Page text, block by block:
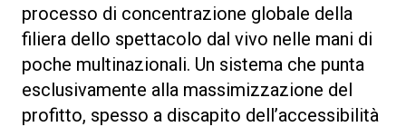
processo di concentrazione globale della
filiera dello spettacolo dal vivo nelle mani di
poche multinazionali. Un sistema che punta
esclusivamente alla massimizzazione del
profitto, spesso a discapito dell’accessibilità